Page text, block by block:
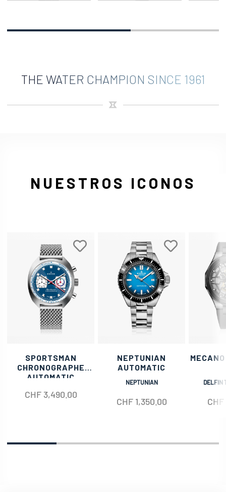
THE WATER CHAMPION SINCE 1961
NUESTROS ICONOS
SPORTSMAN
CHRONOGRAPHE
AUTOMATIC
CHF3,490.00
NEPTUNIAN
AUTOMATIC
NEPTUNIAN
CHF1,350.00
DELFIN
CHF